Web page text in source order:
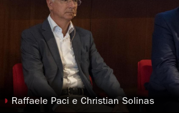
◗ Raffaele Paci e Christian Solinas